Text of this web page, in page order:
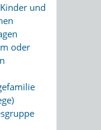
und
oder